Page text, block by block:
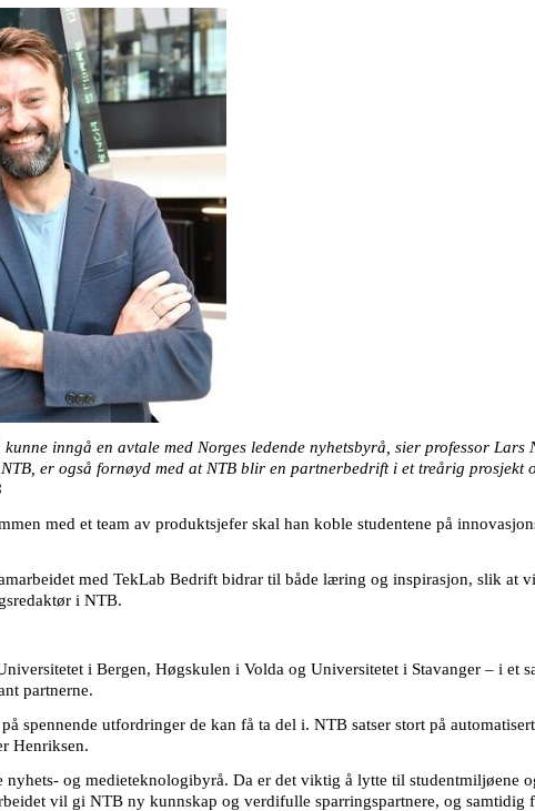
inngå en avtale med Norges ledende nyhetsbyrå, sier professor Lars
er også fornøyd med at NTB blir en partnerbedrift i et treårig prosjekt
med et team av produktsjefer skal han koble studentene på
med TekLab Bedrift bidrar til både læring og inspirasjon, slik at
i NTB.
i Bergen, Høgskulen i Volda og Universitetet i Stavanger – i et
partnerne.
spennende utfordringer de kan få ta del i. NTB satser stort på
Henriksen.
og medieteknologibyrå. Da er det viktig å lytte til studentmiljøene
vil gi NTB ny kunnskap og verdifulle sparringspartnere, og samtidig